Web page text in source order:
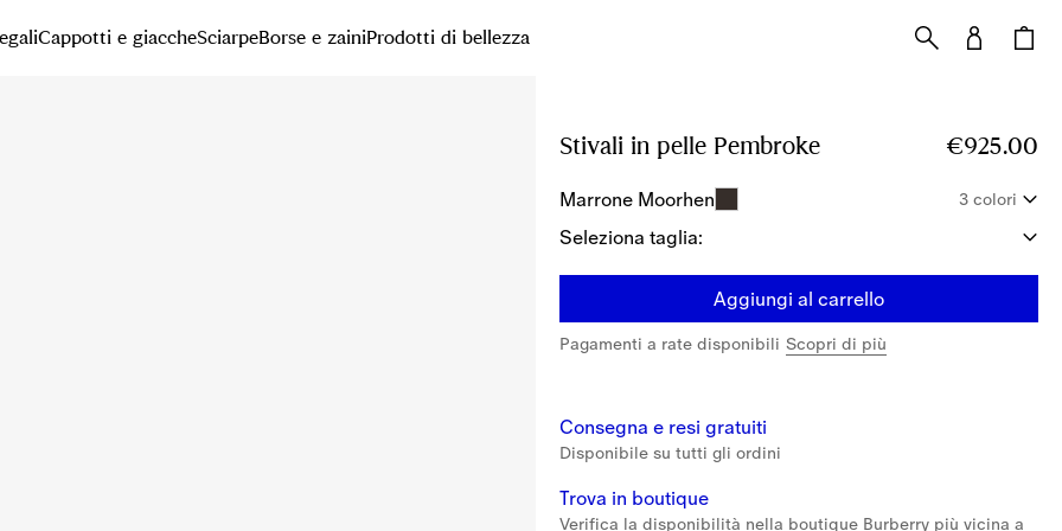
Cappotti e giaccheSciarpeBorse e zainiProdotti di bellezza
Stivali in pelle Pembroke Prezzo €925.00
€925.00
Marrone Moorhen 3 colori
Seleziona taglia:
Aggiungi al carrello
Pagamenti a rate disponibili Scopri di più
Consegna e resi gratuiti
Disponibile su tutti gli ordini
Trova in boutique
Verifica la disponibilità nella boutique Burberry più vicina a